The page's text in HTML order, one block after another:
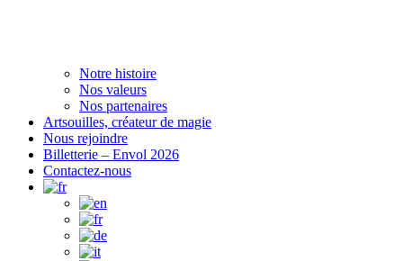
Notre histoire
Nos valeurs
Nos partenaires
Artsouilles, créateur de magie
Nous rejoindre
Billetterie – Envol 2026
Contactez-nous